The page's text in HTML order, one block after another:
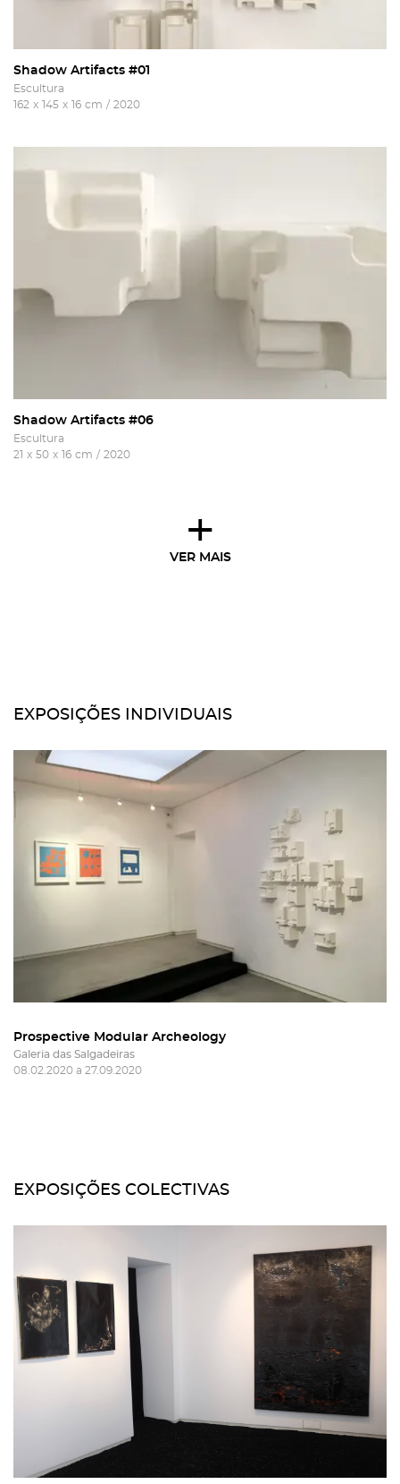
Shadow Artifacts #01
Escultura
162 x 145 x 16 cm / 2020
Shadow Artifacts #06
Escultura
21
x 50 x 16 cm / 2020
+
VER MAIS
EXPOSIÇÕES INDIVIDUAIS
Prospective Modular Archeology
Galeria das Salgadeiras
08.02.2020 a 27.09.2020
EXPOSIÇÕES COLECTIVAS